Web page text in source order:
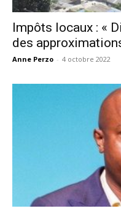
Impôts locaux : «
des
Anne Perzo - 4 octobre 2022